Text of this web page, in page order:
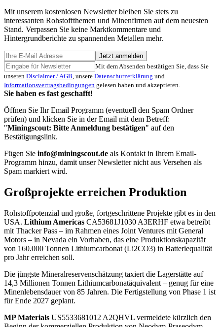
Mit unserem kostenlosen Newsletter bleiben Sie stets zu
interessanten Rohstoffthemen und Minenfirmen auf dem neuesten
Stand. Verpassen Sie keine Marktkommentare und
Hintergrundberichte zu spannenden Metallen mehr.
Jetzt anmelden
Mit dem Absenden bestätigen Sie, dass Sie
unseren Disclaimer / AGB, unsere Datenschutzerklärung und
Informationsvertragsbedingungen gelesen haben und akzeptieren.
Sie haben es fast geschafft!
Öffnen Sie Ihr Email Programm (eventuell den Spam Ordner
prüfen) und klicken Sie in der Email mit dem Betreff:
"Miningscout: Bitte Anmeldung bestätigen" auf den
Bestätigungslink.
Fügen Sie info@miningscout.de als Kontakt in Ihrem Email-
Programm hinzu, damit unser Newsletter nicht aus Versehen als
Spam markiert wird.
Großprojekte erreichen Produktion
Rohstoffpotenzial und große, fortgeschrittene Projekte gibt es in den
USA. Lithium Americas CA53681J1030 A3ERHF etwa betreibt
mit Thacker Pass – im Rahmen eines Joint Ventures mit General
Motors – in Nevada ein Vorhaben, das eine Produktionskapazität
von 160.000 Tonnen Lithiumcarbonat (Li2CO3) in Batteriequalität
pro Jahr erreichen soll.
Die jüngste Mineralreservenschätzung taxiert die Lagerstätte auf
14,3 Millionen Tonnen Lithiumcarbonatäquivalent – genug für eine
Minenlebensdauer von 85 Jahren. Die Fertigstellung von Phase 1 ist
für Ende 2027 geplant.
MP Materials US5533681012 A2QHVL vermeldete kürzlich den